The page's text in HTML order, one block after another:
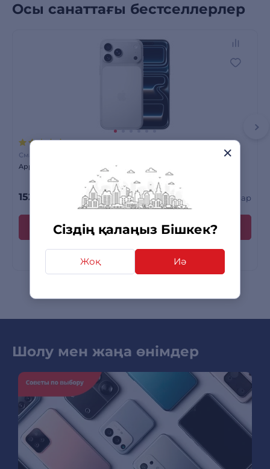
Сіздің қалаңыз Бішкек?
Жоқ Иә
Осы санаттағы бестселлерлер
159 пікірлер
Смартфондар
Apple смартфоны iPhone 17 Pro Max 12/256GB Silver
152 390 Сатылымда бар
Шолу мен жаңа өнімдер